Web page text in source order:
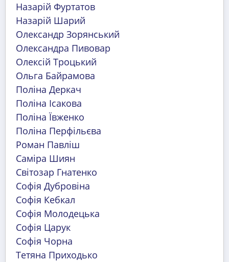
Назарій Фуртатов
Назарій Шарий
Олександр Зорянський
Олександра Пивовар
Олексій Троцький
Ольга Байрамова
Поліна Деркач
Поліна Ісакова
Поліна Ївженко
Поліна Перфільєва
Роман Павліш
Саміра Шиян
Світозар Гнатенко
Софія Дубровіна
Софія Кебкал
Софія Молодецька
Софія Царук
Софія Чорна
Тетяна Приходько